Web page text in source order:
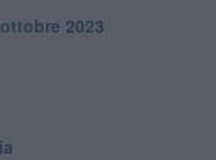
2023